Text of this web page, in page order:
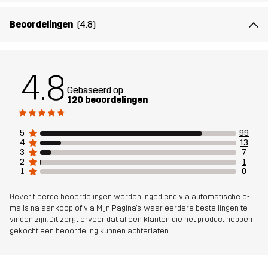
Gewicht
Duurzaamheid
Ontworpen
voor
WANDELEN ALLROUND
Artikelnummer 11112_2316
Beoordelingen (4.8)
4.8 Gebaseerd op
120 beoordelingen
5
99
4
13
3
7
2
1
1
0
Geverifieerde beoordelingen worden ingediend via automatische e-
mails na aankoop of via Mijn Pagina's, waar eerdere bestellingen te
vinden zijn. Dit zorgt ervoor dat alleen klanten die het product hebben
gekocht een beoordeling kunnen achterlaten.